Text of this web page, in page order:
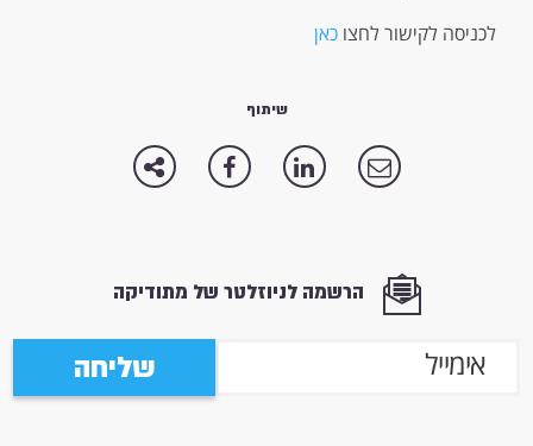
לכניסה לקישור לחצוכאן
שיתוף
הרשמה לניוזלטר של מתודיקה
שליחה